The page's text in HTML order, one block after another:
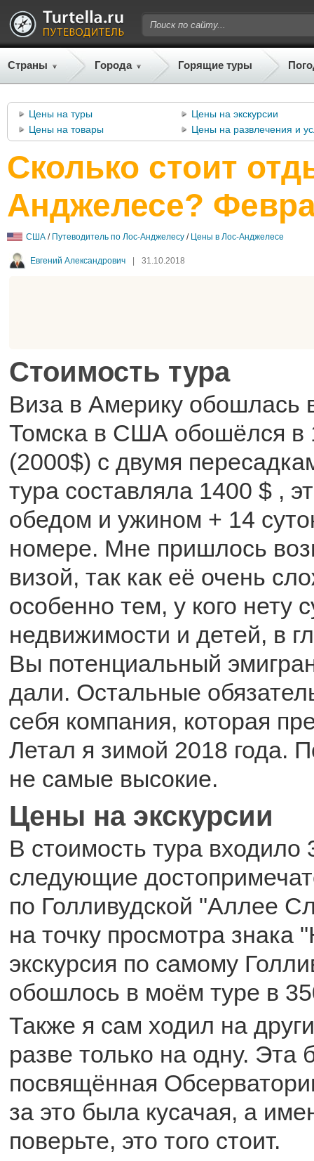
Страны Города Горящие туры
Цены на туры
Цены на экскурсии
Цены на товары
Цены на развлечения и
Сколько стоит
Анджелесе?
США / Путеводитель по Лос-Анджелесу / Цены в Лос-Анджелесе
Евгений Александрович | 31.10.2018
Стоимость тура
Виза в Америку обошлась
Томска в США обошёлся в
(2000$) с двумя
тура составляла 1400 $ ,
обедом и ужином + 14
номере. Мне пришлось
визой, так как её очень
особенно тем, у кого нету
недвижимости и детей, в
Вы потенциальный
дали. Остальные
себя компания, которая
Летал я зимой 2018 года.
не самые высокие.
Цены на экскурсии
В стоимость тура входило
следующие
по Голливудской "Аллее
на точку просмотра знака
экскурсия по самому
обошлось в моём туре в
Также я сам ходил на
разве только на одну. Эта
посвящённая
за это была кусачая, а
поверьте, это того стоит.